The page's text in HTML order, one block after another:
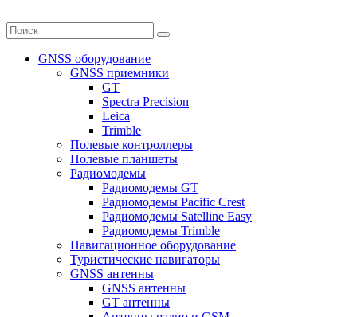
GNSS оборудование
GNSS приемники
GT
Spectra Precision
Leica
Trimble
Полевые контроллеры
Полевые планшеты
Радиомодемы
Радиомодемы GT
Радиомодемы Pacific Crest
Радиомодемы Satelline Easy
Радиомодемы Trimble
Навигационное оборудование
Туристические навигаторы
GNSS антенны
GNSS антенны
GT антенны